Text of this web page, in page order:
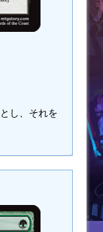
し、それを